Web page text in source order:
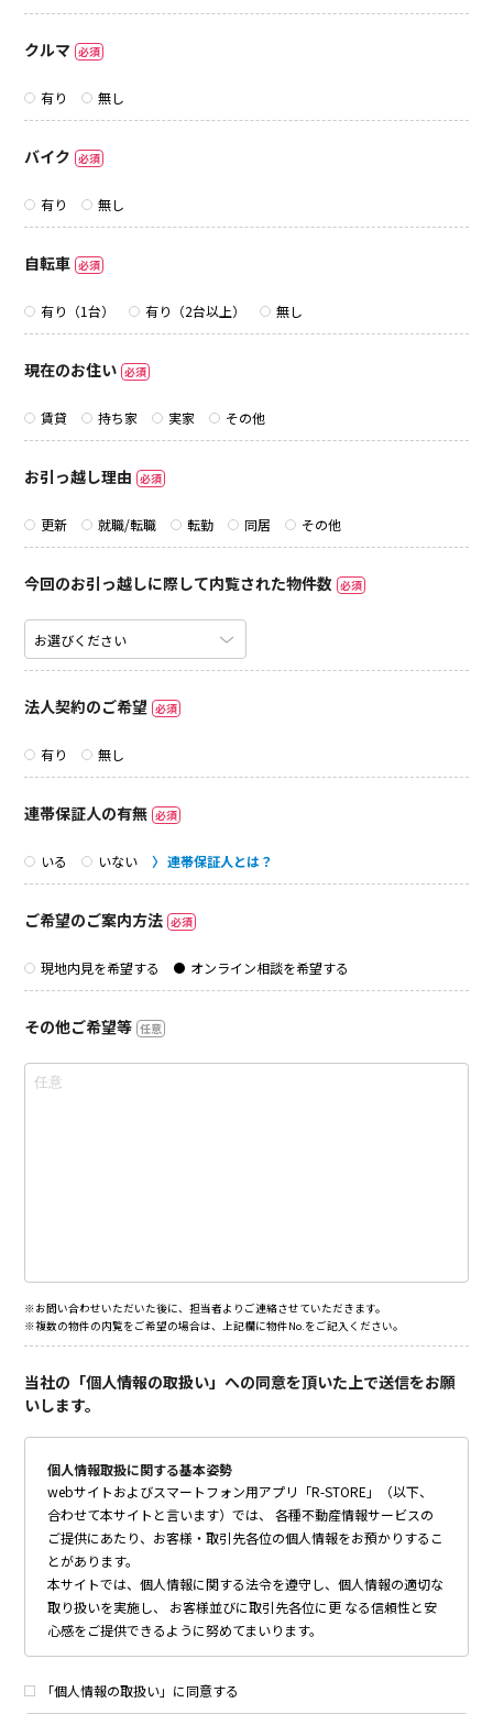
クルマ 必須
有り 無し
バイク 必須
有り 無し
自転車 必須
有り（1台） 有り（2台以上） 無し
現在のお住い 必須
賃貸 持ち家 実家 その他
お引っ越し理由 必須
更新 就職/転職 転勤 同居 その他
今回のお引っ越しに際して内覧された物件数 必須
法人契約のご希望 必須
有り 無し
連帯保証人の有無 必須
いる いない 連帯保証人とは？
ご希望のご案内方法 必須
現地内見を希望する オンライン相談を希望する
その他ご希望等 任意
※お問い合わせいただいた後に、担当者よりご連絡させていただきます。
※複数の物件の内覧をご希望の場合は、上記欄に物件No.をご記入ください。
当社の「個人情報の取扱い」への同意を頂いた上で送信をお願
いします。
個人情報取扱に関する基本姿勢
webサイトおよびスマートフォン用アプリ「R-STORE」（以下、
合わせて本サイトと言います）では、 各種不動産情報サービスの
ご提供にあたり、お客様・取引先各位の個人情報をお預かりするこ
とがあります。
本サイトでは、個人情報に関する法令を遵守し、個人情報の適切な
取り扱いを実施し、 お客様並びに取引先各位に更 なる信頼性と安
心感をご提供できるように努めてまいります。
個人情報の取得について
本サイトは、偽りその他不正の手段によらず適正に個人情報を取得
「個人情報の取扱い」に同意する